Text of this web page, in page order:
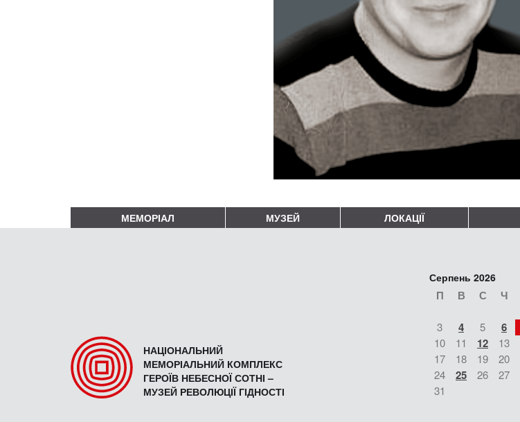
МЕМОРІАЛ МУЗЕЙ ЛОКАЦІЇ
НАЦІОНАЛЬНИЙ
МЕМОРІАЛЬНИЙ КОМПЛЕКС
ГЕРОЇВ НЕБЕСНОЇ СОТНІ –
МУЗЕЙ РЕВОЛЮЦІЇ ГІДНОСТІ
Серпень 2026
П В С Ч
3 4 5 6
10
11 12 13
17
18 19 20
24
25 26 27
31